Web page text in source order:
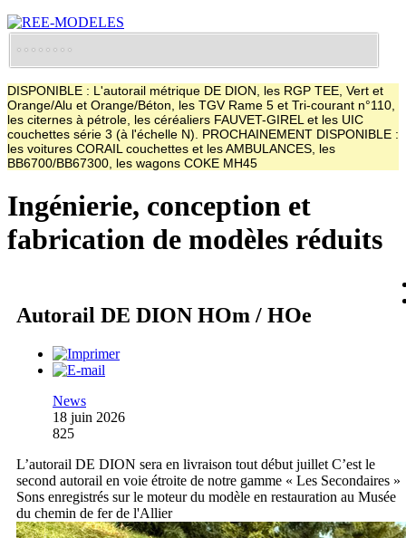
DISPONIBLE : L'autorail métrique DE DION, les RGP TEE, Vert et
Orange/Alu et Orange/Béton, les TGV Rame 5 et Tri-courant n°110,
les citernes à pétrole, les céréaliers FAUVET-GIREL et les UIC
couchettes série 3 (à l'échelle N). PROCHAINEMENT DISPONIBLE :
les voitures CORAIL couchettes et les AMBULANCES, les
BB6700/BB67300, les wagons COKE MH45
Ingénierie, conception et
fabrication de modèles réduits
Autorail DE DION HOm / HOe
News
18 juin 2026
825
L’autorail DE DION sera en livraison tout début juillet C’est le
second autorail en voie étroite de notre gamme « Les Secondaires »
Sons enregistrés sur le moteur du modèle en restauration au Musée
du chemin de fer de l'Allier